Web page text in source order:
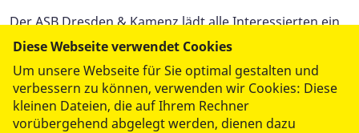
Der ASB Dresden & Kamenz lädt alle Interessierten ein,
diese besondere Gelegenheit zu nutzen und neue
berufliche Eindrücke zu gewinnen.
Diese Webseite verwendet Cookies
Um unsere Webseite für Sie optimal gestalten und
verbessern zu können, verwenden wir Cookies: Diese
kleinen Dateien, die auf Ihrem Rechner
vorübergehend abgelegt werden, dienen dazu